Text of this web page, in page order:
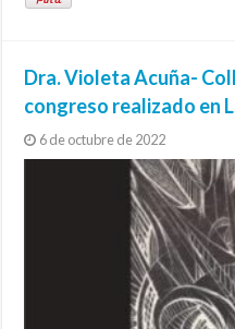
Dra. Violeta Acuña-
congreso realizado en
6 de octubre de 2022